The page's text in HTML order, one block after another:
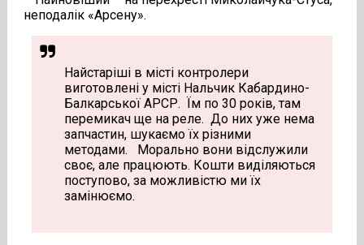
неподалік «Арсену».
Найстаріші в місті контролери
виготовлені у місті Нальчик Кабардино-
Балкарської АРСР. Їм по 30 років, там
перемикач ще на реле. До них уже нема
запчастин, шукаємо їх різними
методами. Морально вони відслужили
своє, але працюють. Кошти виділяються
поступово, за можливістю ми їх
замінюємо.